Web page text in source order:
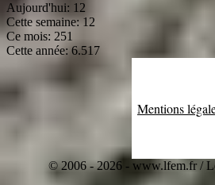
Aujourd'hui: 12
Cette semaine: 12
Ce mois: 251
Cette année: 6.517
Mentions
© 2006 - 2026 - www.lfem.fr /